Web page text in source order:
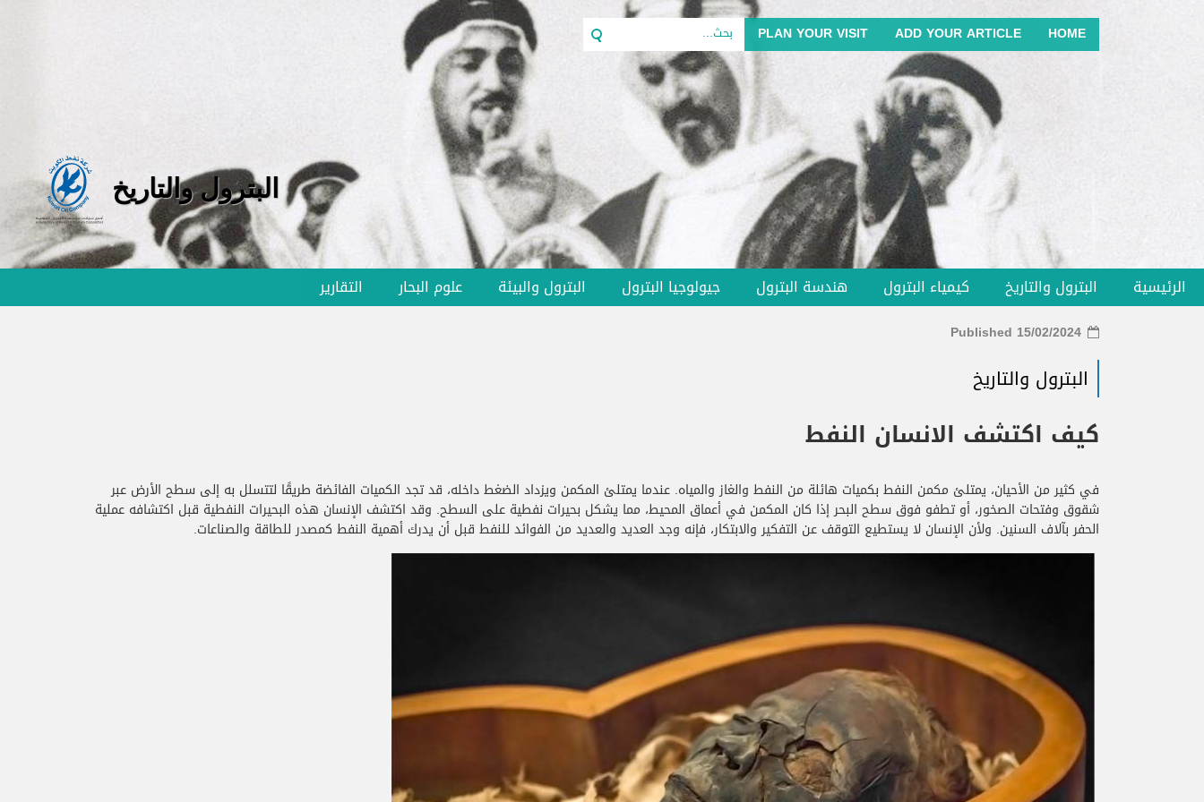
البترول والتاريخ
HOME
ADD YOUR ARTICLE
PLAN YOUR VISIT
الرئيسية البترول والتاريخ كيمياء البترول هندسة البترول جيولوجيا البترول البترول والبيئة علوم البحار التقارير
Published 15/02/2024
البترول والتاريخ
كيف اكتشف الانسان النفط
​في كثير من الأحيان، يمتلئ مكمن النفط بكميات هائلة من النفط والغاز والمياه. عندما يمتلئ المكمن ويزداد الضغط داخله، قد تجد الكميات الفائضة طريقًا لتتسلل به إلى سطح الأرض عبر
شقوق وفتحات الصخور، أو تطفو فوق سطح البحر إذا كان المكمن في أعماق المحيط، مما يشكل بحيرات نفطية على السطح. وقد اكتشف الإنسان هذه البحيرات النفطية قبل اكتشافه عملية
الحفر بآلاف السنين. ولأن الإنسان لا يستطيع التوقف عن التفكير والابتكار، فإنه وجد العديد والعديد من الفوائد للنفط قبل أن يدرك أهمية النفط كمصدر للطاقة والصناعات.